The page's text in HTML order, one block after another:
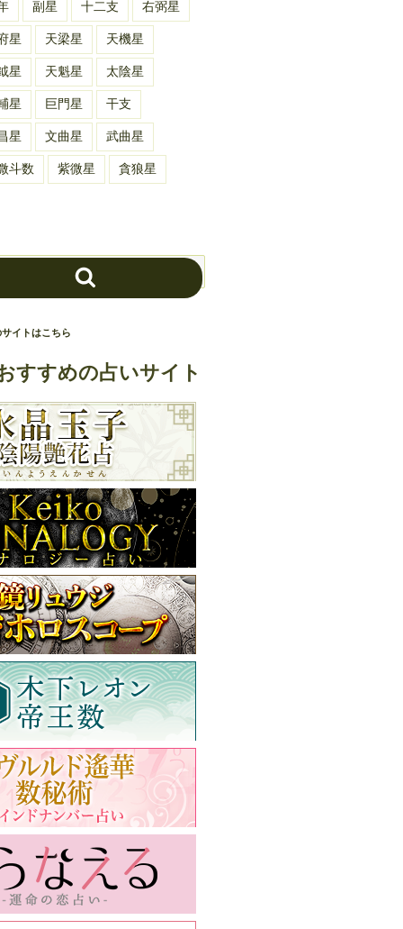
副星 十二支 右弼星
星 天梁星 天機星
星 天魁星 太陰星
星 巨門星 干支
星 文曲星 武曲星
斗数 紫微星 貪狼星
索
イトはこちら
すすめの占いサイト